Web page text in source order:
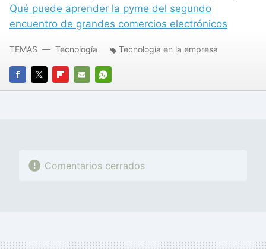
Qué puede aprender la pyme del segundo
encuentro de grandes comercios electrónicos
FACEBOOK
TWITTERFLIPBOARD
E-
WHATSAPP
TEMAS Tecnología Tecnología en la empresa
Comentarios cerrados